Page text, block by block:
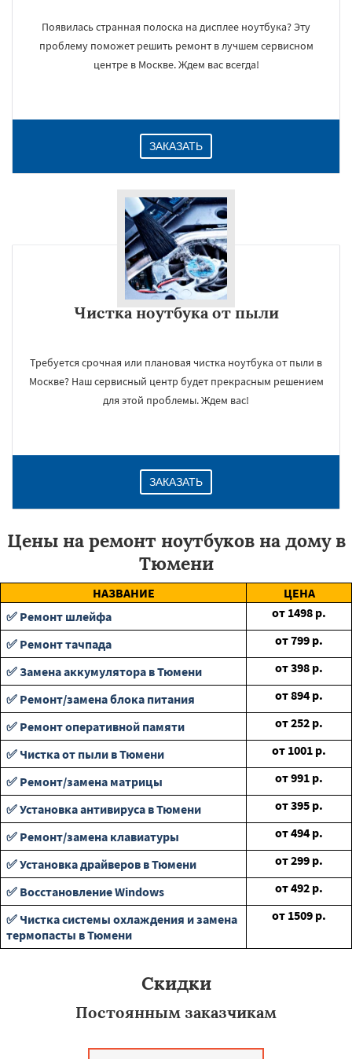
Появилась странная полоска на дисплее ноутбука? Эту
проблему поможет решить ремонт в лучшем сервисном
центре в Москве. Ждем вас всегда!
ЗАКАЗАТЬ
Чистка ноутбука от пыли
Требуется срочная или плановая чистка ноутбука от пыли в
Москве? Наш сервисный центр будет прекрасным решением
для этой проблемы. Ждем вас!
ЗАКАЗАТЬ
Цены на ремонт ноутбуков на дому в
Тюмени
НАЗВАНИЕ
ЦЕНА
✅ Ремонт шлейфа
от 1498 р.
✅ Ремонт тачпада
от799 р.
✅ Замена аккумулятора в Тюмени
от398 р.
✅ Ремонт/замена блока питания
от894 р.
✅ Ремонт оперативной памяти
от252 р.
✅ Чистка от пыли в Тюмени
от 1001 р.
✅ Ремонт/замена матрицы
от991 р.
✅ Установка антивируса в Тюмени
от395 р.
✅ Ремонт/замена клавиатуры
от494 р.
✅ Установка драйверов в Тюмени
от299 р.
✅ Восстановление Windows
от492 р.
✅ Чистка системы охлаждения и замена
термопасты в Тюмени
от 1509 р.
Скидки
Постоянным заказчикам